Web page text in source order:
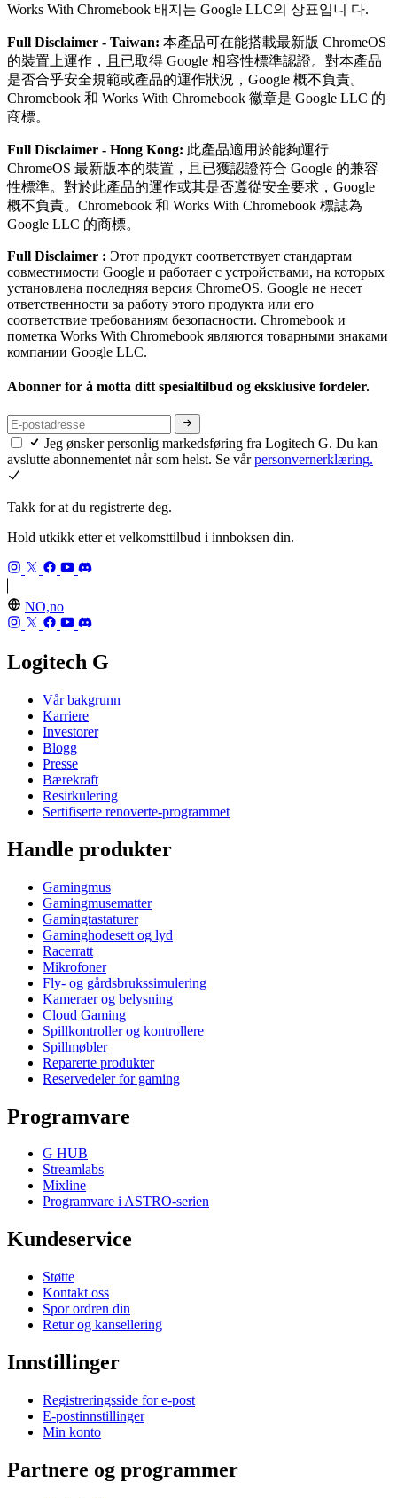
Works With Chromebook 배지는 Google LLC의 상표입니 다.
Full Disclaimer - Taiwan: 本產品可在能搭載最新版 ChromeOS
的裝置上運作，且已取得 Google 相容性標準認證。對本產品
是否合乎安全規範或產品的運作狀況，Google 概不負責。
Chromebook 和 Works With Chromebook 徽章是 Google LLC 的
商標。
Full Disclaimer - Hong Kong: 此產品適用於能夠運行
ChromeOS 最新版本的裝置，且已獲認證符合 Google 的兼容
性標準。對於此產品的運作或其是否遵從安全要求，Google
概不負責。Chromebook 和 Works With Chromebook 標誌為
Google LLC 的商標。
Full Disclaimer : Этот продукт соответствует стандартам
совместимости Google и работает с устройствами, на которых
установлена последняя версия ChromeOS. Google не несет
ответственности за работу этого продукта или его
соответствие требованиям безопасности. Chromebook и
пометка Works With Chromebook являются товарными знаками
компании Google LLC.
Abonner for å motta ditt spesialtilbud og eksklusive fordeler.
Jeg ønsker personlig markedsføring fra Logitech G. Du kan
avslutte abonnementet når som helst. Se vårpersonvernerklæring.
Takk for at du registrerte deg.
Hold utkikk etter et velkomsttilbud i innboksen din.
NO,no
Logitech G
Vår bakgrunn
Karriere
Investorer
Blogg
Presse
Bærekraft
Resirkulering
Sertifiserte renoverte-programmet
Handle produkter
Gamingmus
Gamingmusematter
Gamingtastaturer
Gaminghodesett og lyd
Racerratt
Mikrofoner
Fly- og gårdsbrukssimulering
Kameraer og belysning
Cloud Gaming
Spillkontroller og kontrollere
Spillmøbler
Reparerte produkter
Reservedeler for gaming
Programvare
G HUB
Streamlabs
Mixline
Programvare i ASTRO-serien
Kundeservice
Støtte
Kontakt oss
Spor ordren din
Retur og kansellering
Innstillinger
Registreringsside for e-post
E-postinnstillinger
Min konto
Partnere og programmer